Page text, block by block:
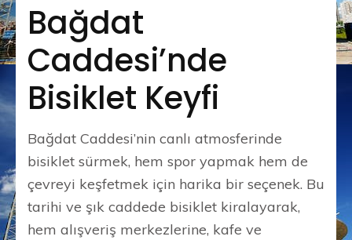
Bağdat
Caddesi’nde
Bisiklet Keyfi
Bağdat Caddesi’nin canlı atmosferinde
bisiklet sürmek, hem spor yapmak hem de
çevreyi keşfetmek için harika bir seçenek. Bu
tarihi ve şık caddede bisiklet kiralayarak,
hem alışveriş merkezlerine, kafe ve